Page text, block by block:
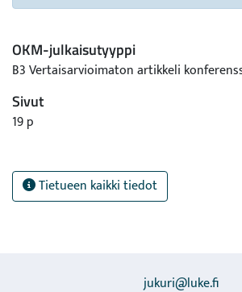
OKM-julkaisutyyppi
B3 Vertaisarvioimaton artikkeli
Sivut
19 p
Tietueen kaikki tiedot
jukuri@luke.fi